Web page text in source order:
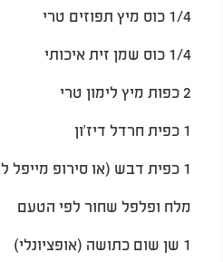
1/4 כוס מיץ תפוזים טרי
1/4 כוס שמן זית איכותי
2 כפות מיץ לימון טרי
1 כפית חרדל דיז'ון
1 כפית דבש (או סירופ מייפל לגרסה טבעונית)
מלח ופלפל שחור לפי הטעם
1 שן שום כתושה (אופציונלי)